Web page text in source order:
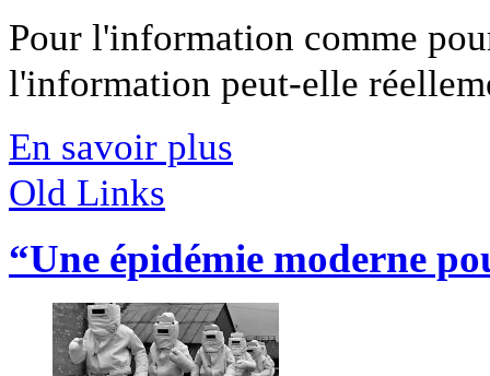
Pour l'information comme
l'information peut-elle
En savoir plus
Old Links
“Une épidémie moderne